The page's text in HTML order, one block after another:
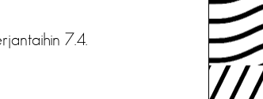
7.4.